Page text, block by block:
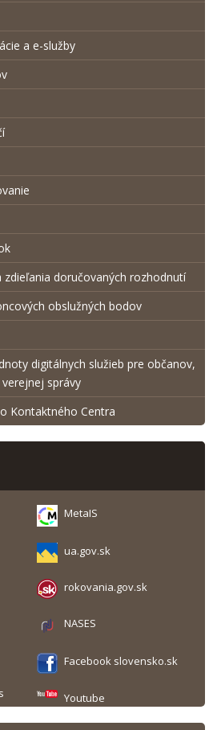
a e-služby
zdieľania doručovaných rozhodnutí
obslužných bodov
digitálnych služieb pre občanov,
správy
Kontaktného Centra
MetaIS
ua.gov.sk
rokovania.gov.sk
NASES
Facebook slovensko.sk
Youtube